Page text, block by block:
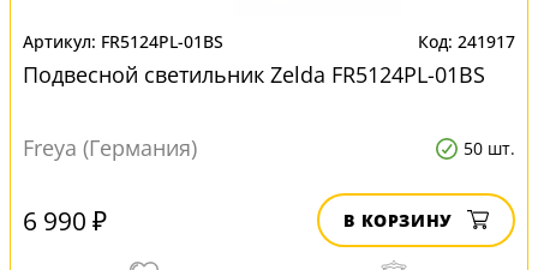
FR5124PL-01BS 241917
Подвесной светильник Zelda FR5124PL-01BS
Freya (Германия) 50 шт.
6 990 ₽ В КОРЗИНУ